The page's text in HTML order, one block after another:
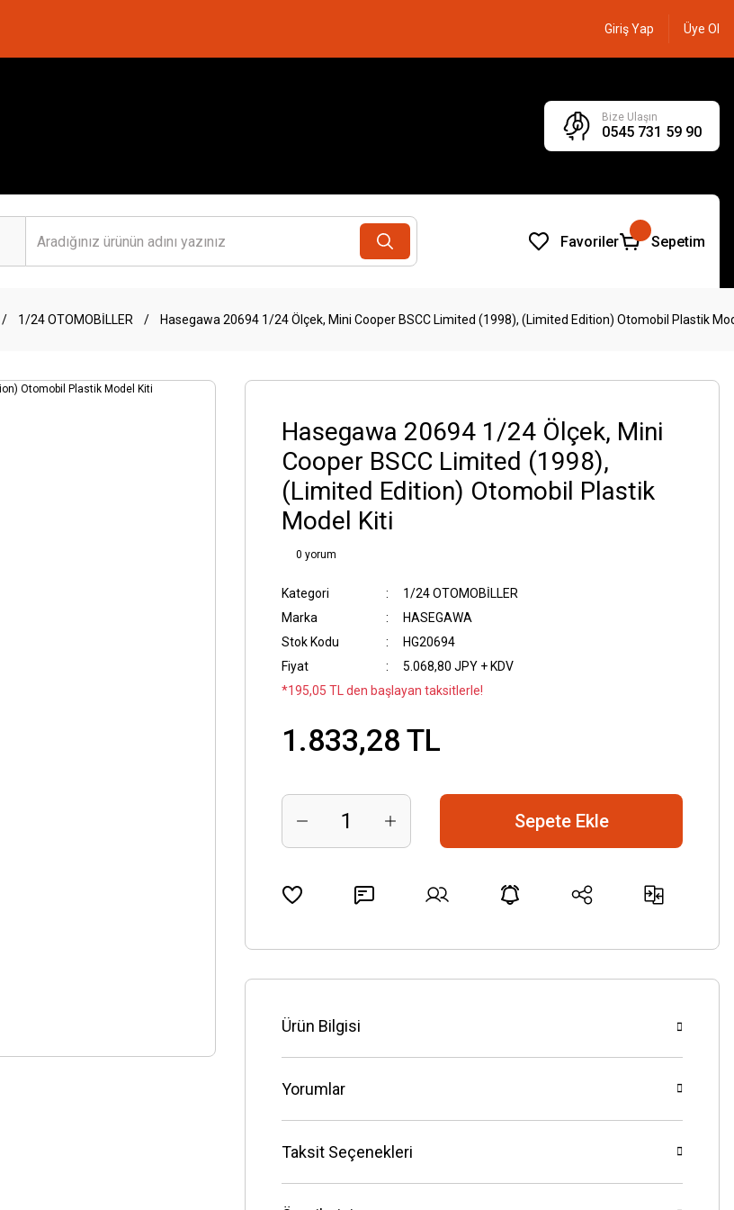
Giriş Yap Üye Ol
Bize Ulaşın
0545 731 59 90
Favoriler Sepetim
1/24 OTOMOBİLLER Hasegawa 20694 1/24 Ölçek, Mini Cooper BSCC Limited (1998), (Limited Edition) Otomobil Plastik
Hasegawa 20694 1/24 Ölçek, Mini
Cooper BSCC Limited (1998),
(Limited Edition) Otomobil Plastik
Model Kiti
0 yorum
Kategori
1/24 OTOMOBİLLER
Marka
HASEGAWA
Stok Kodu
HG20694
Fiyat
5.068,80 JPY + KDV
*195,05 TL den başlayan taksitlerle!
1.833,28 TL
Sepete Ekle
Ürün Bilgisi
Yorumlar
Taksit Seçenekleri